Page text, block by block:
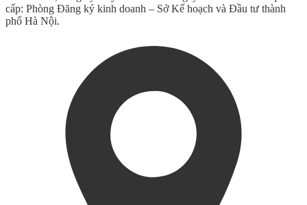
cấp: Phòng Đăng ký kinh doanh – Sở Kế hoạch và Đầu tư thành
phố Hà Nội.